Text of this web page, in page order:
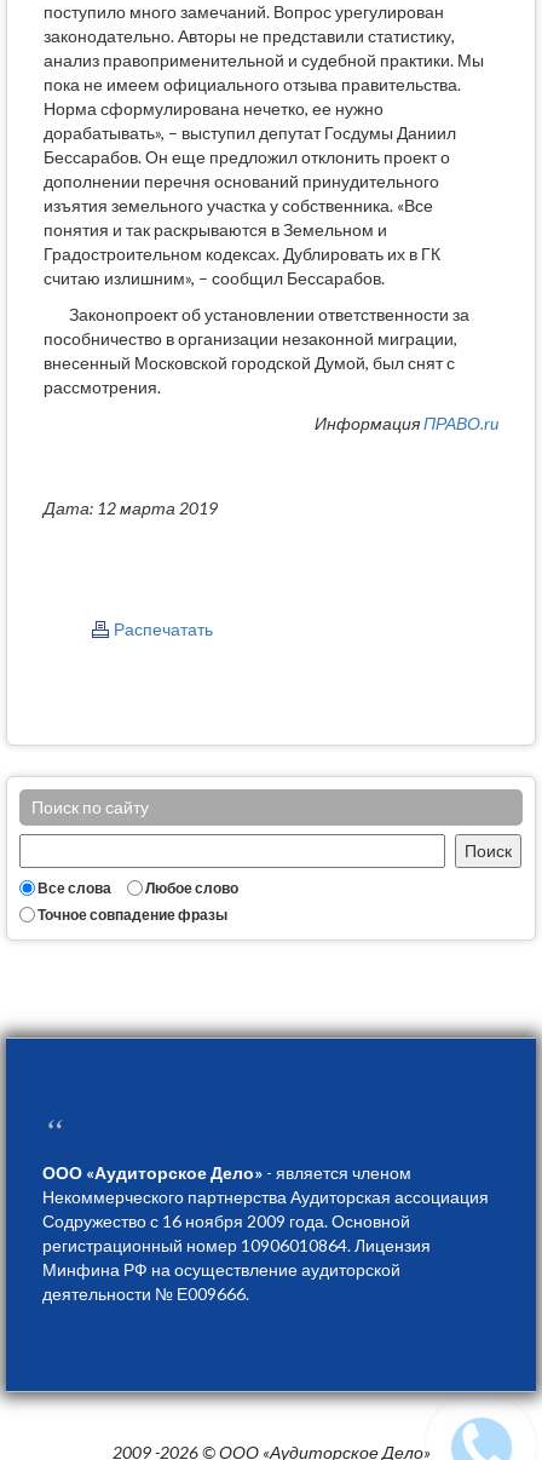
поступило много замечаний. Вопрос урегулирован
законодательно. Авторы не представили статистику,
анализ правоприменительной и судебной практики. Мы
пока не имеем официального отзыва правительства.
Норма сформулирована нечетко, ее нужно
дорабатывать», – выступил депутат Госдумы Даниил
Бессарабов. Он еще предложил отклонить проект о
дополнении перечня оснований принудительного
изъятия земельного участка у собственника. «Все
понятия и так раскрываются в Земельном и
Градостроительном кодексах. Дублировать их в ГК
считаю излишним», – сообщил Бессарабов.
Законопроект об установлении ответственности за
пособничество в организации незаконной миграции,
внесенный Московской городской Думой, был снят с
рассмотрения.
ИнформацияПРАВО.ru
Дата: 12 марта 2019
Распечатать
Поиск по сайту
Все слова
Любое слово
Точное совпадение фразы
“
ООО «Аудиторское Дело» - является членом
Некоммерческого партнерства Аудиторская ассоциация
Содружество с 16 ноября 2009 года. Основной
регистрационный номер 10906010864. Лицензия
Минфина РФ на осуществление аудиторской
деятельности № Е009666.
2009 -2026 © ООО «Аудиторское Дело»